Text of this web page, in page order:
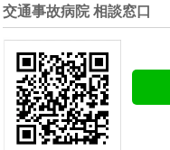
交通事故病院 相談窓口